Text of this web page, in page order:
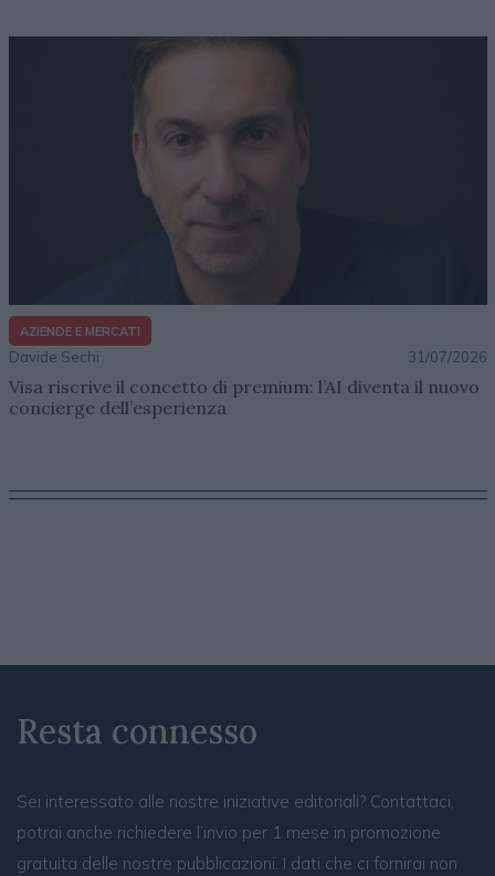
AZIENDE E MERCATI
Davide Sechi 31/07/2026
Visa riscrive il concetto di premium: l’AI diventa il nuovo
concierge dell’esperienza
Resta connesso
Sei interessato alle nostre iniziative editoriali? Contattaci,
potrai anche richiedere l’invio per 1 mese in promozione
gratuita delle nostre pubblicazioni. I dati che ci fornirai non